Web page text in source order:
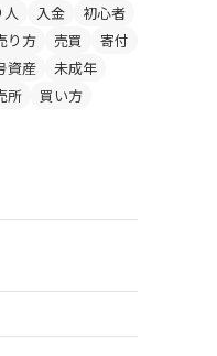
入金
初心者
り方 売買
寄付
資産
未成年
所
買い方